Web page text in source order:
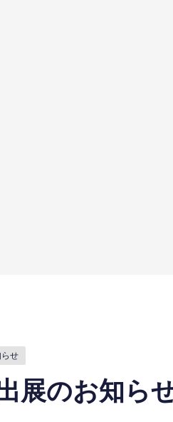
らせ
展のお知ら